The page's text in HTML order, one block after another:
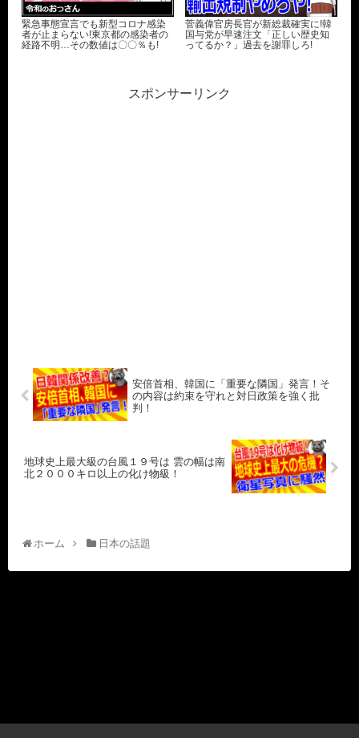
緊急事態宣言でも新型コロナ感染
者が止まらない!東京都の感染者の
経路不明…その数値は〇〇％も!
菅義偉官房長官が新総裁確実に!韓
国与党が早速注文「正しい歴史知
ってるか？」過去を謝罪しろ!
スポンサーリンク
安倍首相、韓国に「重要な隣国」発言！そ
の内容は約束を守れと対日政策を強く批
判！
地球史上最大級の台風１９号は 雲の幅は南
北２０００キロ以上の化け物級！
ホーム 日本の話題